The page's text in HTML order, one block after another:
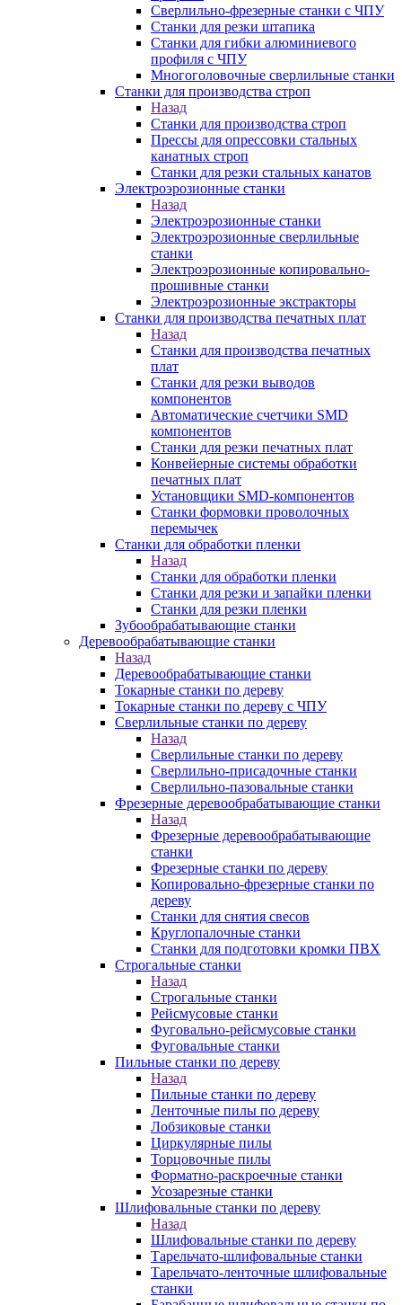
Сверлильно-фрезерные станки с ЧПУ
Станки для резки штапика
Станки для гибки алюминиевого
профиля с ЧПУ
Многоголовочные сверлильные станки
Станки для производства строп
Назад
Станки для производства строп
Прессы для опрессовки стальных
канатных строп
Станки для резки стальных канатов
Электроэрозионные станки
Назад
Электроэрозионные станки
Электроэрозионные сверлильные
станки
Электроэрозионные копировально-
прошивные станки
Электроэрозионные экстракторы
Станки для производства печатных плат
Назад
Станки для производства печатных
плат
Станки для резки выводов
компонентов
Автоматические счетчики SMD
компонентов
Станки для резки печатных плат
Конвейерные системы обработки
печатных плат
Установщики SMD-компонентов
Станки формовки проволочных
перемычек
Станки для обработки пленки
Назад
Станки для обработки пленки
Станки для резки и запайки пленки
Станки для резки пленки
Зубообрабатывающие станки
Деревообрабатывающие станки
Назад
Деревообрабатывающие станки
Токарные станки по дереву
Токарные станки по дереву с ЧПУ
Сверлильные станки по дереву
Назад
Сверлильные станки по дереву
Сверлильно-присадочные станки
Сверлильно-пазовальные станки
Фрезерные деревообрабатывающие станки
Назад
Фрезерные деревообрабатывающие
станки
Фрезерные станки по дереву
Копировально-фрезерные станки по
дереву
Станки для снятия свесов
Круглопалочные станки
Станки для подготовки кромки ПВХ
Строгальные станки
Назад
Строгальные станки
Рейсмусовые станки
Фуговально-рейсмусовые станки
Фуговальные станки
Пильные станки по дереву
Назад
Пильные станки по дереву
Ленточные пилы по дереву
Лобзиковые станки
Циркулярные пилы
Торцовочные пилы
Форматно-раскроечные станки
Усозарезные станки
Шлифовальные станки по дереву
Назад
Шлифовальные станки по дереву
Тарельчато-шлифовальные станки
Тарельчато-ленточные шлифовальные
станки